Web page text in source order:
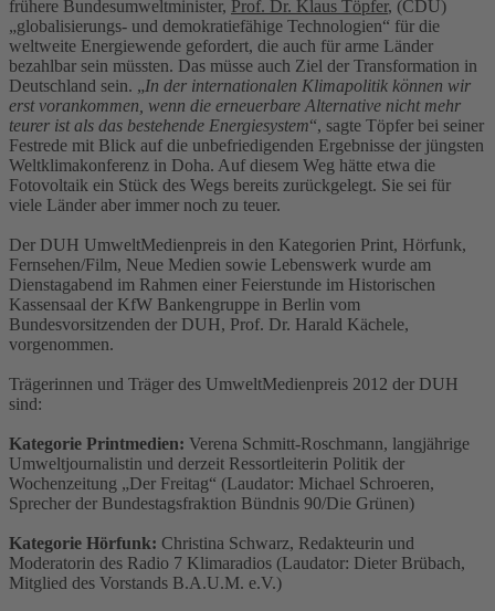
frühere Bundesumweltminister, Prof. Dr. Klaus Töpfer, (CDU)
„globalisierungs- und demokratiefähige Technologien“ für die
weltweite Energiewende gefordert, die auch für arme Länder
bezahlbar sein müssten. Das müsse auch Ziel der Transformation in
Deutschland sein. „In der internationalen Klimapolitik können wir
erst vorankommen, wenn die erneuerbare Alternative nicht mehr
teurer ist als das bestehende Energiesystem“, sagte Töpfer bei seiner
Festrede mit Blick auf die unbefriedigenden Ergebnisse der jüngsten
Weltklimakonferenz in Doha. Auf diesem Weg hätte etwa die
Fotovoltaik ein Stück des Wegs bereits zurückgelegt. Sie sei für
viele Länder aber immer noch zu teuer.
Der DUH UmweltMedienpreis in den Kategorien Print, Hörfunk,
Fernsehen/Film, Neue Medien sowie Lebenswerk wurde am
Dienstagabend im Rahmen einer Feierstunde im Historischen
Kassensaal der KfW Bankengruppe in Berlin vom
Bundesvorsitzenden der DUH, Prof. Dr. Harald Kächele,
vorgenommen.
Trägerinnen und Träger des UmweltMedienpreis 2012 der DUH
sind:
Kategorie Printmedien: Verena Schmitt-Roschmann, langjährige
Umweltjournalistin und derzeit Ressortleiterin Politik der
Wochenzeitung „Der Freitag“ (Laudator: Michael Schroeren,
Sprecher der Bundestagsfraktion Bündnis 90/Die Grünen)
Kategorie Hörfunk: Christina Schwarz, Redakteurin und
Moderatorin des Radio 7 Klimaradios (Laudator: Dieter Brübach,
Mitglied des Vorstands B.A.U.M. e.V.)